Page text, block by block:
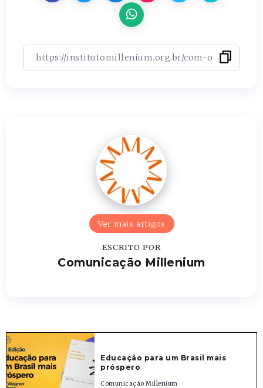
Ver mais artigos
ESCRITO POR
Comunicação Millenium
Educação para um Brasil mais
próspero
Comunicação Millenium